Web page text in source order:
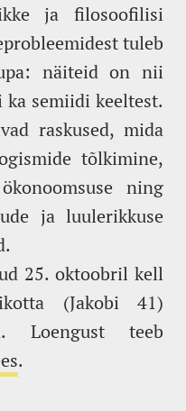
ja filosoofilisi
tuleb
näiteid on nii
semiidi keeltest.
raskused, mida
tõlkimine,
ning
ja luulerikkuse
25. oktoobril kell
(Jakobi 41)
Loengust teeb
.